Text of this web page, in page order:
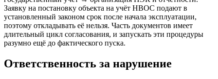
Заявку на постановку объекта на учёт НВОС подают в
установленный законом срок после начала эксплуатации,
поэтому откладывать её нельзя. Часть документов имеет
длительный цикл согласования, и запускать эти процедуры
разумно ещё до фактического пуска.
Ответственность за нарушение